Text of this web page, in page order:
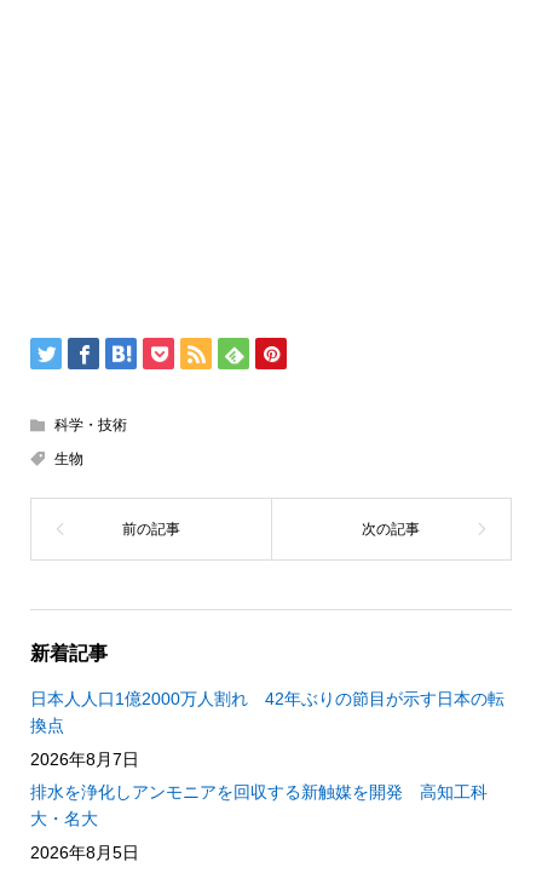
科学・技術
生物
新着記事
日本人人口1億2000万人割れ 42年ぶりの節目が示す日本の転
換点
2026年8月7日
排水を浄化しアンモニアを回収する新触媒を開発 高知工科
大・名大
2026年8月5日